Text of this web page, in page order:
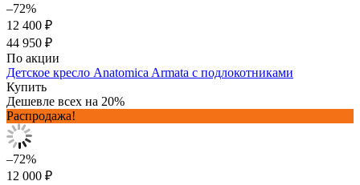
–72%
12 400 ₽
44 950 ₽
По акции
Детское кресло Anatomica Armata с подлокотниками
Купить
Дешевле всех на 20%
Распродажа!
–72%
12 000 ₽